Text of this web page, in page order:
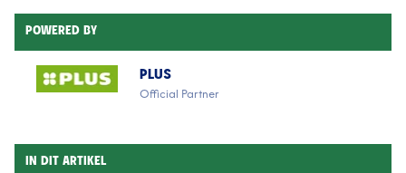
POWERED BY
PLUS
Official Partner
IN DIT ARTIKEL